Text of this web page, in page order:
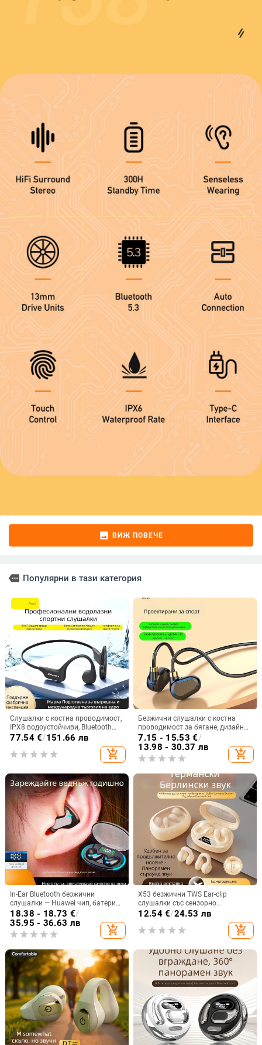
image ВИЖ ПОВЕЧЕ
more Популярни в тази категория
Слушалки с костна проводимост,
IPX8 водоустойчиви, Bluetooth
5.3, обхват до 10 m, време за
77.54€/151.66 лв
add_shopping_cart
Безжични слушалки с костна
проводимост за бягане, дизайн
без вмъкване в ухото, Bluetooth
5.3, водоустойчиви, живот на
батерията над 8 часа
7.15 - 15.53 €/
13.98 - 30.37 лв
add_shopping_cart
In-Ear Bluetooth безжични
слушалки — Huawei чип, батерия
над 8 часа, IPX3 водоустойчиви,
мини невидим дизайн, стерео
звук
18.38 - 18.73 €/
35.95 - 36.63 лв
add_shopping_cart
X53 безжични TWS Ear-clip
слушалки със сензорно
докосване, шумопотискане и
12.54€/24.53 лв
add_shopping_cart